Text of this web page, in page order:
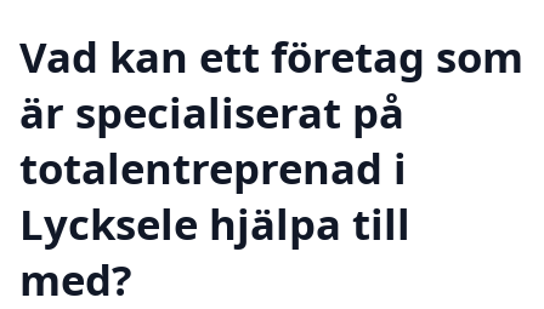
Vad kan ett företag som
är specialiserat på
totalentreprenad i
Lycksele hjälpa till
med?